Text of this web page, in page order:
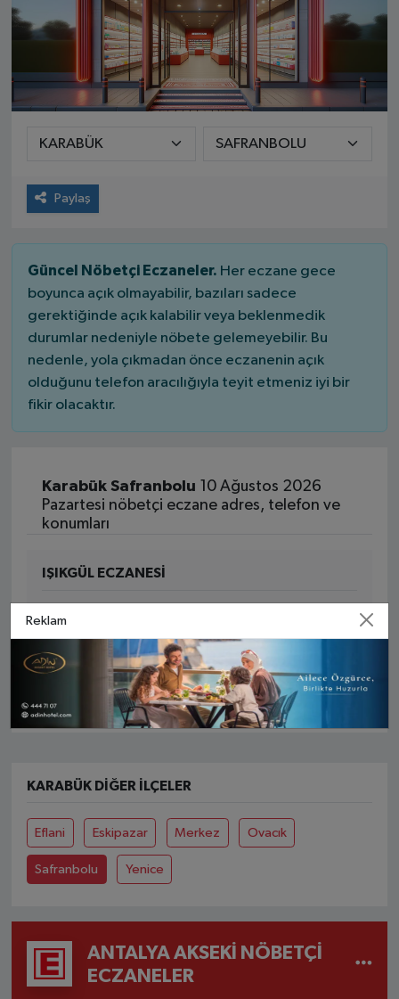
Paylaş
Güncel Nöbetçi Eczaneler. Her eczane gece
boyunca açık olmayabilir, bazıları sadece
gerektiğinde açık kalabilir veya beklenmedik
durumlar nedeniyle nöbete gelemeyebilir. Bu
nedenle, yola çıkmadan önce eczanenin açık
olduğunu telefon aracılığıyla teyit etmeniz iyi bir
fikir olacaktır.
Karabük Safranbolu 10 Ağustos 2026
Pazartesi nöbetçi eczane adres, telefon ve
konumları
IŞIKGÜL ECZANESİ
Yol Tarifi Al 0 (370) 712 78 33
KARABÜK DIĞER İLÇELER
Eflani Eskipazar Merkez Ovacık
Safranbolu Yenice
ANTALYA AKSEKI NÖBETÇI
ECZANELER
Reklam